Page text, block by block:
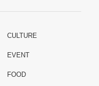
CULTURE
EVENT
FOOD